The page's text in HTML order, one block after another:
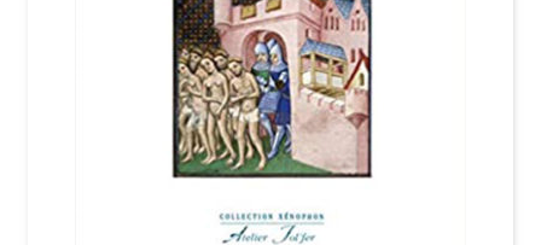
Qui sommes-nous ?
Soutien à Philippe Randa
Suivi de la Commande